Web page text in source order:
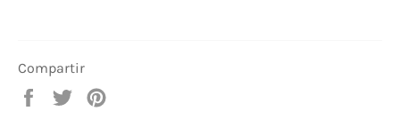
Compartir
Compartir
Tuitear